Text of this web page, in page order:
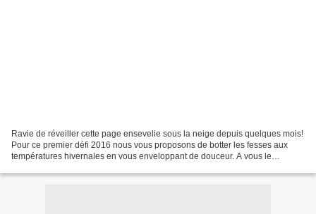
Ravie de réveiller cette page ensevelie sous la neige depuis quelques mois!
Pour ce premier défi 2016 nous vous proposons de botter les fesses aux
températures hivernales en vous enveloppant de douceur. A vous le